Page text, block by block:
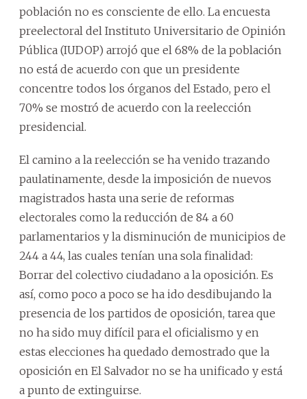
población no es consciente de ello. La encuesta
preelectoral del Instituto Universitario de Opinión
Pública (IUDOP) arrojó que el 68% de la población
no está de acuerdo con que un presidente
concentre todos los órganos del Estado, pero el
70% se mostró de acuerdo con la reelección
presidencial.
El camino a la reelección se ha venido trazando
paulatinamente, desde la imposición de nuevos
magistrados hasta una serie de reformas
electorales como la reducción de 84 a 60
parlamentarios y la disminución de municipios de
244 a 44, las cuales tenían una sola finalidad:
Borrar del colectivo ciudadano a la oposición. Es
así, como poco a poco se ha ido desdibujando la
presencia de los partidos de oposición, tarea que
no ha sido muy difícil para el oficialismo y en
estas elecciones ha quedado demostrado que la
oposición en El Salvador no se ha unificado y está
a punto de extinguirse.